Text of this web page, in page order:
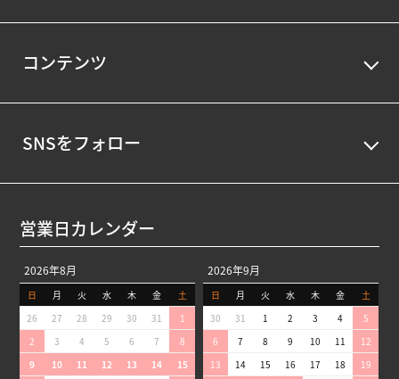
コンテンツ
SNSをフォロー
営業日カレンダー
2026年8月
日 月 火 水 木 金
土
26
27 28 29 30 31
1
2
3 4 5 6 7
8
9
10 11 12 13 14
15
2026年9月
日 月 火 水 木 金
土
30
31 1 2 3 4
5
6
7 8 9 10 11
12
13
14 15 16 17 18
19